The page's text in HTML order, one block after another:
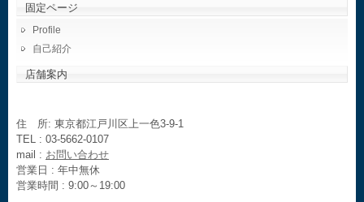
固定ページ
Profile
自己紹介
店舗案内
住 所: 東京都江戸川区上一色3-9-1
TEL : 03-5662-0107
mail : お問い合わせ
営業日 : 年中無休
営業時間 : 9:00～19:00